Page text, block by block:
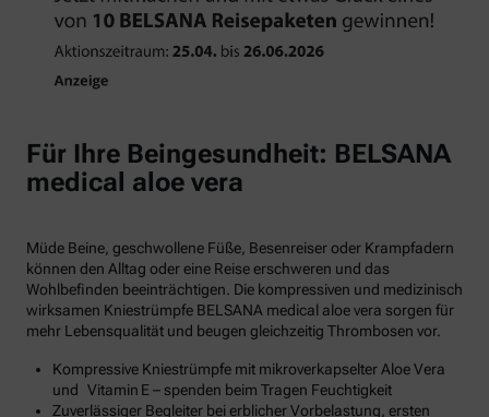
Für Ihre Beingesundheit: BELSANA
medical aloe vera
Müde Beine, geschwollene Füße, Besenreiser oder Krampfadern
können den Alltag oder eine Reise erschweren und das
Wohlbefinden beeinträchtigen. Die kompressiven und medizinisch
wirksamen Kniestrümpfe BELSANA medical aloe vera sorgen für
mehr Lebensqualität und beugen gleichzeitig Thrombosen vor.
Kompressive Kniestrümpfe mit mikroverkapselter Aloe Vera
und Vitamin E – spenden beim Tragen Feuchtigkeit
Zuverlässiger Begleiter bei erblicher Vorbelastung, ersten